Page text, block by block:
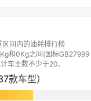
间内的油耗排行榜
和0Kg之间(国标
车主数不少于20。
款车型）